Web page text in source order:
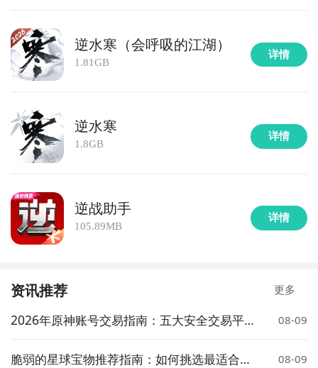
逆水寒（会呼吸的江湖）
1.81GB
详情
逆水寒
1.8GB
详情
逆战助手
105.89MB
详情
资讯推荐 更多
2026年原神账号交易指南：五大安全交易平
08-09
脆弱的星球宝物推荐指南：如何挑选最适合的
08-09